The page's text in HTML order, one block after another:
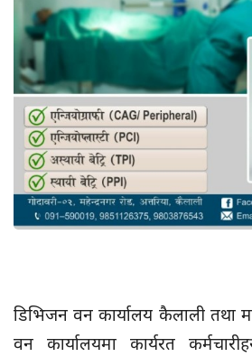
डिभिजन वन कार्यालय कैलाली तथा
वन कार्यालयमा कार्यरत